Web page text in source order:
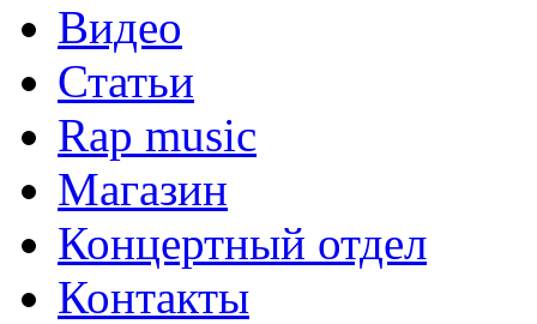
Видео
Статьи
Rap music
Магазин
Концертный отдел
Контакты